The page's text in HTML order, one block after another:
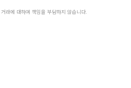
래에 대하여 책임을 부담하지 않습니다.